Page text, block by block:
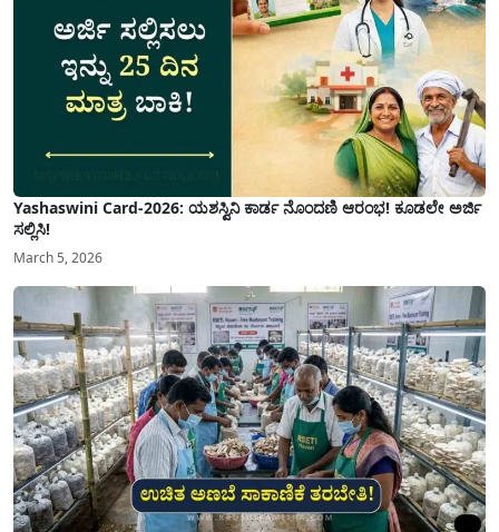
Yashaswini Card-2026: ಯಶಸ್ವಿನಿ ಕಾರ್ಡ ನೊಂದಣಿ ಆರಂಭ! ಕೂಡಲೇ ಅರ್ಜಿ
ಸಲ್ಲಿಸಿ!
March 5, 2026